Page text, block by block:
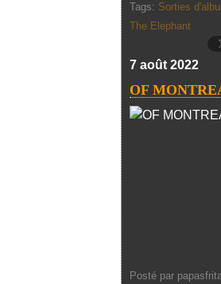
Tags: Sorties
The Elephant
7 août 2022
OF
Posté par